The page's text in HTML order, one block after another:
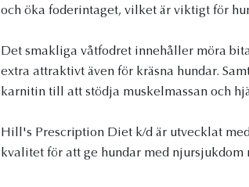
och öka foderintaget, vilket är viktigt för
Det smakliga våtfodret innehåller möra
extra attraktivt även för kräsna hundar.
karnitin till att stödja muskelmassan och
Hill's Prescription Diet k/d är utvecklat
kvalitet för att ge hundar med